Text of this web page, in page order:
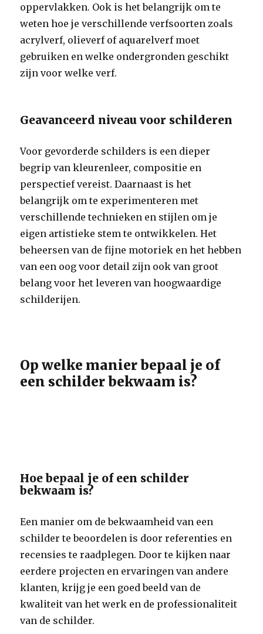
oppervlakken. Ook is het belangrijk om te
weten hoe je verschillende verfsoorten zoals
acrylverf, olieverf of aquarelverf moet
gebruiken en welke ondergronden geschikt
zijn voor welke verf.
Geavanceerd niveau voor schilderen
Voor gevorderde schilders is een dieper
begrip van kleurenleer, compositie en
perspectief vereist. Daarnaast is het
belangrijk om te experimenteren met
verschillende technieken en stijlen om je
eigen artistieke stem te ontwikkelen. Het
beheersen van de fijne motoriek en het hebben
van een oog voor detail zijn ook van groot
belang voor het leveren van hoogwaardige
schilderijen.
Op welke manier bepaal je of
een schilder bekwaam is?
Hoe bepaal je of een schilder
bekwaam is?
Een manier om de bekwaamheid van een
schilder te beoordelen is door referenties en
recensies te raadplegen. Door te kijken naar
eerdere projecten en ervaringen van andere
klanten, krijg je een goed beeld van de
kwaliteit van het werk en de professionaliteit
van de schilder.